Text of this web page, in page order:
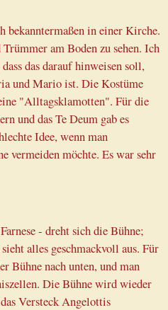
bekanntermaßen in einer Kirche.
am Boden zu sehen. Ich
das darauf hinweisen soll,
und Mario ist. Die Kostüme
"Alltagsklamotten". Für die
und das Te Deum gab es
Idee, wenn man
vermeiden möchte. Es war sehr
- dreht sich die Bühne;
alles geschmackvoll aus. Für
Bühne nach unten, und man
Die Bühne wird wieder
Versteck Angelottis